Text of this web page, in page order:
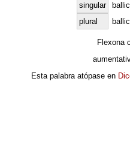
singular
plural
Flexona
Esta palabra atópase en